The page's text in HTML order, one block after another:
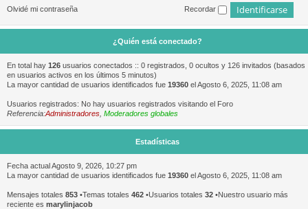
Olvidé mi contraseña Recordar
¿Quién está conectado?
En total hay 126 usuarios conectados :: 0 registrados, 0 ocultos y 126 invitados (basados
en usuarios activos en los últimos 5 minutos)
La mayor cantidad de usuarios identificados fue 19360 el Agosto 6, 2025, 11:08 am
Usuarios registrados: No hay usuarios registrados visitando el Foro
Referencia:Administradores Moderadores globales
Estadísticas
Fecha actual Agosto 9, 2026, 10:27 pm
La mayor cantidad de usuarios identificados fue 19360 el Agosto 6, 2025, 11:08 am
Mensajes totales 853 •Temas totales 462 •Usuarios totales 32 •Nuestro usuario más
reciente es marylinjacob